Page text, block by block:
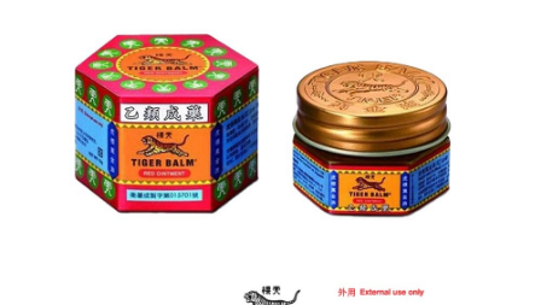
每筆NT$100，滿NT$399(含以上)免運費